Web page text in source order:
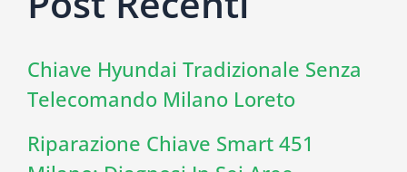
Chiave Hyundai Tradizionale Senza
Telecomando Milano Loreto
Riparazione Chiave Smart 451